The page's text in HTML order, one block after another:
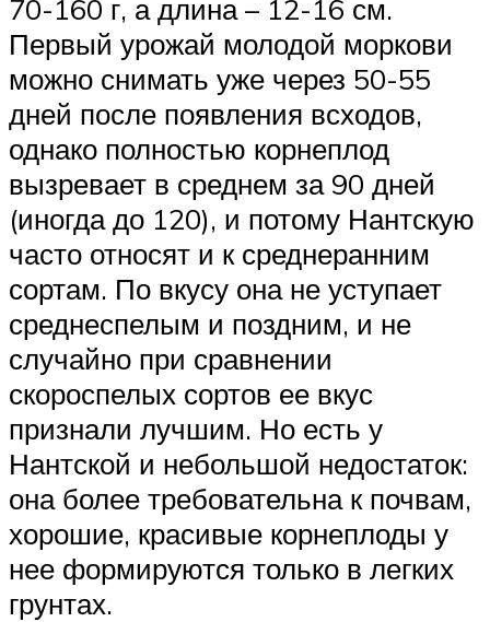
70-160 г, а длина – 12-16 см.
Первый урожай молодой моркови
можно снимать уже через 50-55
дней после появления всходов,
однако полностью корнеплод
вызревает в среднем за 90 дней
(иногда до 120), и потому Нантскую
часто относят и к среднеранним
сортам. По вкусу она не уступает
среднеспелым и поздним, и не
случайно при сравнении
скороспелых сортов ее вкус
признали лучшим. Но есть у
Нантской и небольшой недостаток:
она более требовательна к почвам,
хорошие, красивые корнеплоды у
нее формируются только в легких
грунтах.